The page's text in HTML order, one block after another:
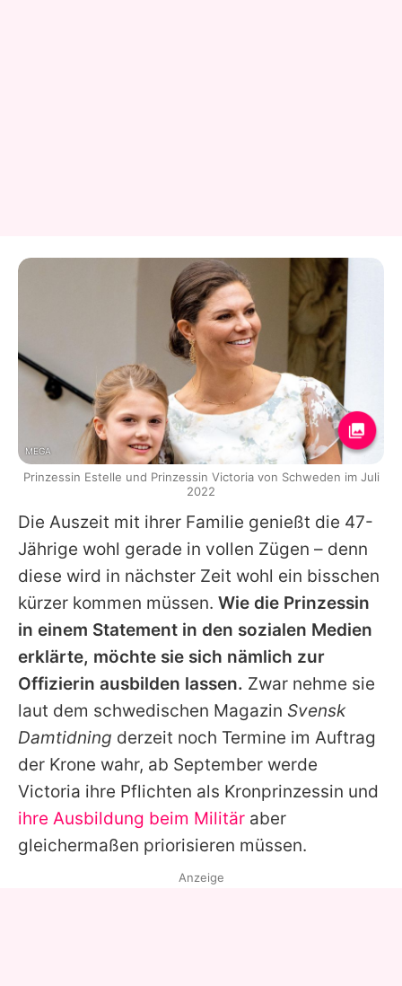
Die Auszeit mit ihrer Familie genießt die 47-
Jährige wohl gerade in vollen Zügen – denn
diese wird in nächster Zeit wohl ein bisschen
kürzer kommen müssen. Wie die Prinzessin
in einem Statement in den sozialen Medien
erklärte, möchte sie sich nämlich zur
Offizierin ausbilden lassen. Zwar nehme sie
laut dem schwedischen Magazin Svensk
Damtidning derzeit noch Termine im Auftrag
der Krone wahr, ab September werde
Victoria ihre Pflichten als Kronprinzessin und
ihre Ausbildung beim Militär aber
gleichermaßen priorisieren müssen.
MEGA
Prinzessin Estelle und Prinzessin Victoria von Schweden im Juli
2022
Anzeige